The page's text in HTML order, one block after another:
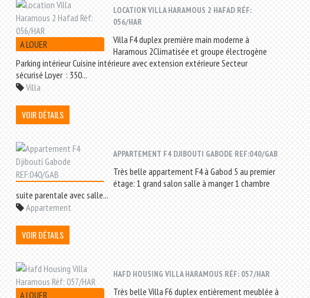
A LOUER
LOCATION VILLA HARAMOUS 2 HAFAD RÉF:
056/HAR
Villa F4 duplex première main moderne à
Haramous 2Climatisée et groupe électrogène
Parking intérieur Cuisine intérieure avec extension extérieure Secteur
sécurisé Loyer : 350...
Villa
VOIR DÉTAILS
APPARTEMENT F4 DJIBOUTI GABODE REF:040/GAB
Très belle appartement F4 à Gabod 5 au premier
étage: 1 grand salon salle à manger 1 chambre
suite parentale avec salle...
Appartement
VOIR DÉTAILS
A LOUER
HAFD HOUSING VILLA HARAMOUS RÉF: 057/HAR
Très belle Villa F6 duplex entièrement meublée à